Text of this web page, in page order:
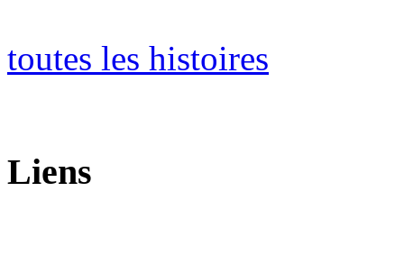
toutes les histoires
Liens